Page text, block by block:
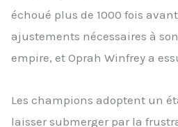
échoué plus de 1000 fois
ajustements nécessaires à
empire, et Oprah Winfrey a
Les champions adoptent un
laisser submerger par la